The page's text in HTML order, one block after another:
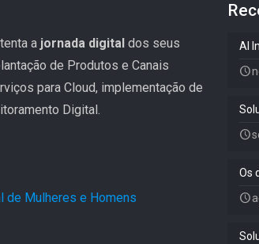
a jornada digital dos seus
de Produtos e Canais
para Cloud, implementação de
Digital.
de Mulheres e Homens
AI
Os